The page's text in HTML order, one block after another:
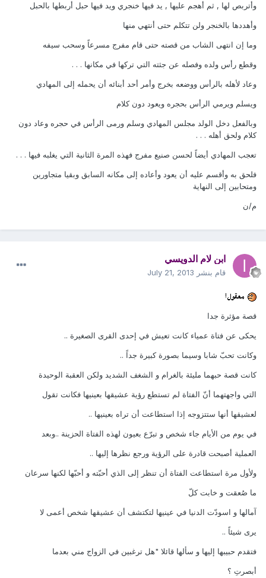
وأتربص لها , ثم أهجم عليها , يد فيها خنجري ويد فيها حبل أربطها بالحبل
وأهددها بالخنجر ولن تتكلم حتى أنتهي منها
وما إن انتهى الشاب من قصته حتى قام مفرج مسرعاً وسحب سيفه
وقطع رأس ولده وفصله عن جثته التي تركها في مكانها . . .
وعاد لأهله بالرأس ووضعه بخرج وأمر أحد أبنائه أن يحمله إلى المهادي
ويسلم ويرمي الرأس بحجره ويعود دون كلام
وبالفعل دخل الولد مجلس المهادي وسلم ورمى الرأس في حجره وعاد دون
كلام ولحق أهله . . .
تعجب المهادي أيضاً لحسن صنيع مفرج فهذه المرة الثانية التي يغلبه فيها . . .
فلحق به وأقسم عليه أن يعود وأعاده إلى مكانه السابق وبقيا متجاورين
ومتحابين إلى النهاية
م/ن
ابن لام الدويسي
قام بنشر July 21, 2013
قصة مؤثرة جدا
يحكى عن فتاة عمياء كانت تعيش في إحدى القرى الصغيرة ..
وكانت تحبّ شابا وسيما بصورة كبيرة جداً ..
كانت قصة حبهما مليئة بالغرام و الشغف الشديد ولكن العقبة الوحيدة
التي واجهتهما أنّ الفتاة لم تستطع رؤية عشيقها بعينيها فكانت تقول
لعشيقها أنها ستتزوجه إذا استطاعت أن تراه بعينيها ..
في يوم من الأيام جاء شخص و تبرّع بعيون لهذه الفتاة الحزينة ..وبعد
العملية أصبحت قادرة على الرؤية ورجع نظرها إليها ..
ولأول مرة استطاعت الفتاة أن تنظر إلى الذي أحبّته و أحبّها لكنها سرعان
ما صُعقت و خابت كلّ
آمالها و اسودّت الدنيا في عينيها لتكتشف أن عشيقها شخص أعمى لا
يرى شيئاً ..
فتقدم حبيبها إليها و سألها قائلا "هل ترغبين في الزواج مني بعدما
أبصرتِ ؟